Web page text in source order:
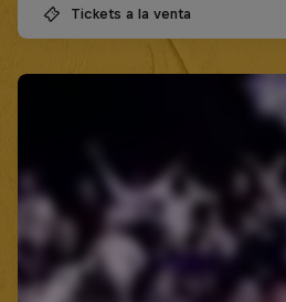
Tickets a la venta